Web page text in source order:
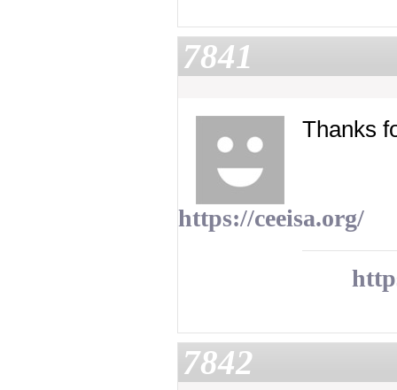
7841
https://ceeisa.org/
Thanks
7842